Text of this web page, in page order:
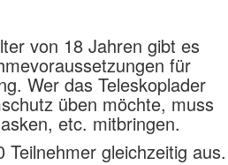
von 18 Jahren gibt es
für
Wer das Teleskoplader
üben möchte, muss
etc. mitbringen.
gleichzeitig aus.